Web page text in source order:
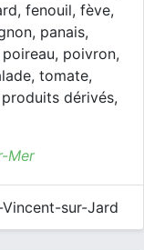
fenouil, fève,
panais,
poivron,
tomate,
dérivés,
Mer
sur-Jard